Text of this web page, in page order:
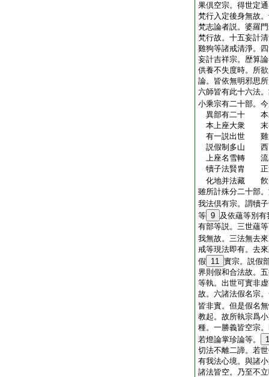
果倶空宗。得世定
梵行入定後身無故
梵志論者説。婆羅
梵行故。十五妄計
雞狗等諸戒清淨。
妄計吉祥宗。歴算
供養不失度時。所
論。皆依無明邪思
六師皆有此十六法
小乘宗有二十部。
異部有二十 本
本上座大衆 末
有一説出世 雞
説假制多山 西
上座名雪轉 流
犢子法賢胄 正
化地并法藏 飮
雖所計殊分二十部
我法倶有宗。謂犢
等 9 及依蘊等別
有部等説。三世蘊
我無故。三法無去
戒等現法即有。去
假
11 實宗。説假
界則假和合法故。
等執。出世可實非
故。六諸法假名宗
皆非實。但是假名
教起。故所執宗爲
種。一勝義皆空宗
若燈論掌珍論等。
切法不離二諦。若
有我法心境。與諸
諸法皆空。乃至不